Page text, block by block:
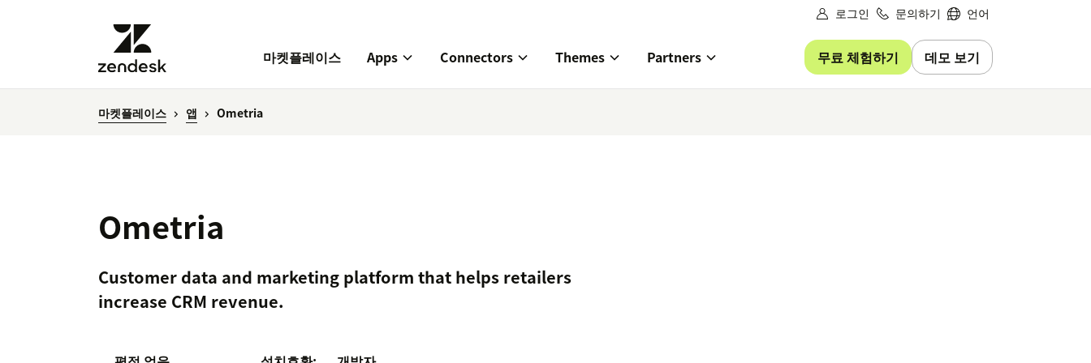
로그인 문의하기 언어
마켓플레이스 Apps Connectors Themes Partners 무료 체험하기 데모 보기
마켓플레이스 앱 Ometria
Ometria
Customer data and marketing platform that helps retailers
increase CRM revenue.